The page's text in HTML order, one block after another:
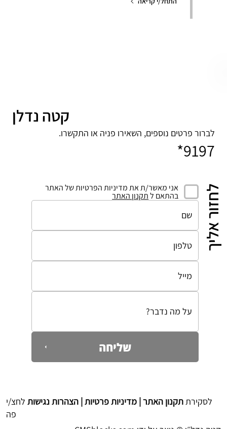
קטה נדלן
לברור פרטים נוספים, השאירו פניה או התקשרו.
9197*
שליחה
אני מאשר/ת את מדיניות הפרטיות של האתר
בהתאם לתקנון האתר לחזור אליך
לסקירתתקנון האתר | מדיניות פרטיות | הצהרות נגישות לחצ/י
פה